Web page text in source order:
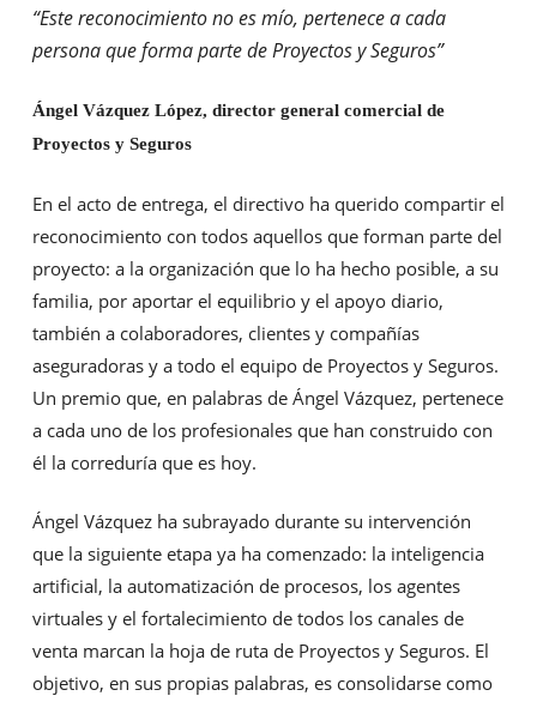
“Este reconocimiento no es mío, pertenece a cada
persona que forma parte de Proyectos y Seguros”
Ángel Vázquez López, director general comercial de
Proyectos y Seguros
En el acto de entrega, el directivo ha querido compartir el
reconocimiento con todos aquellos que forman parte del
proyecto: a la organización que lo ha hecho posible, a su
familia, por aportar el equilibrio y el apoyo diario,
también a colaboradores, clientes y compañías
aseguradoras y a todo el equipo de Proyectos y Seguros.
Un premio que, en palabras de Ángel Vázquez, pertenece
a cada uno de los profesionales que han construido con
él la correduría que es hoy.
Ángel Vázquez ha subrayado durante su intervención
que la siguiente etapa ya ha comenzado: la inteligencia
artificial, la automatización de procesos, los agentes
virtuales y el fortalecimiento de todos los canales de
venta marcan la hoja de ruta de Proyectos y Seguros. El
objetivo, en sus propias palabras, es consolidarse como